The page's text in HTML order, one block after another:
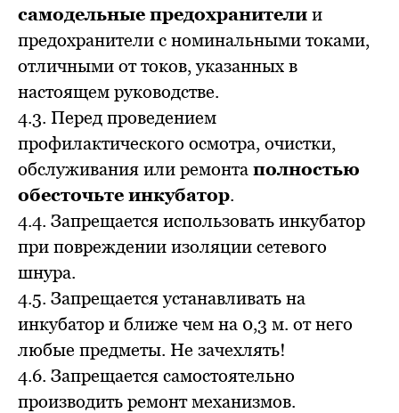
самодельные предохранители и
предохранители с номинальными токами,
отличными от токов, указанных в
настоящем руководстве.
4.3. Перед проведением
профилактического осмотра, очистки,
обслуживания или ремонта полностью
обесточьте инкубатор.
4.4. Запрещается использовать инкубатор
при повреждении изоляции сетевого
шнура.
4.5. Запрещается устанавливать на
инкубатор и ближе чем на 0,3 м. от него
любые предметы. Не зачехлять!
4.6. Запрещается самостоятельно
производить ремонт механизмов.